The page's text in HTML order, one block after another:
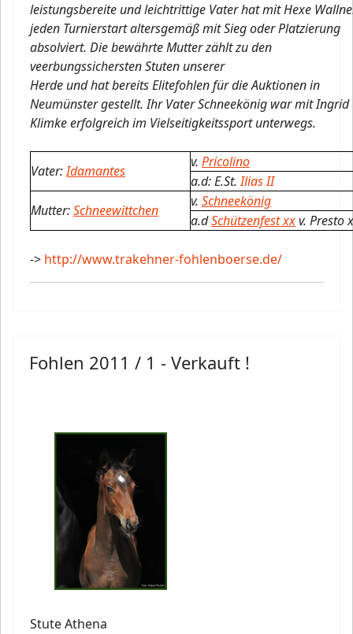
leistungsbereite und leichtrittige Vater hat mit Hexe
jeden Turnierstart altersgemäß mit Sieg oder Platzierung
absolviert. Die bewährte Mutter zählt zu den
veerbungssichersten Stuten unserer
Herde und hat bereits Elitefohlen für die Auktionen in
Neumünster gestellt. Ihr Vater Schneekönig war mit Ingrid
Klimke erfolgreich im Vielseitigkeitssport unterwegs.
Vater:Idamantes
v. Pricolino
a.d: E.St.Ilias II
Mutter:Schneewittchen
v. Schneekönig
a.dSchützenfest xxv. Presto
-> http://www.trakehner-fohlenboerse.de/
Fohlen 2011 / 1 - Verkauft !
Stute Athena